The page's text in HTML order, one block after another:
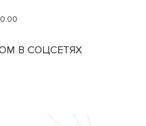
В СОЦСЕТЯХ